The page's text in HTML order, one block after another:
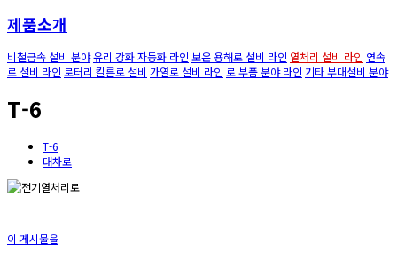
제품소개
비철금속 설비 분야유리 강화 자동화 라인 보온 용해로 설비 라인 열처리 설비 라인 연속
로 설비 라인 로터리 킬른로 설비 가열로 설비 라인 로 부품 분야 라인 기타 부대설비 분야
T-6
T-6
대차로
이 게시물을